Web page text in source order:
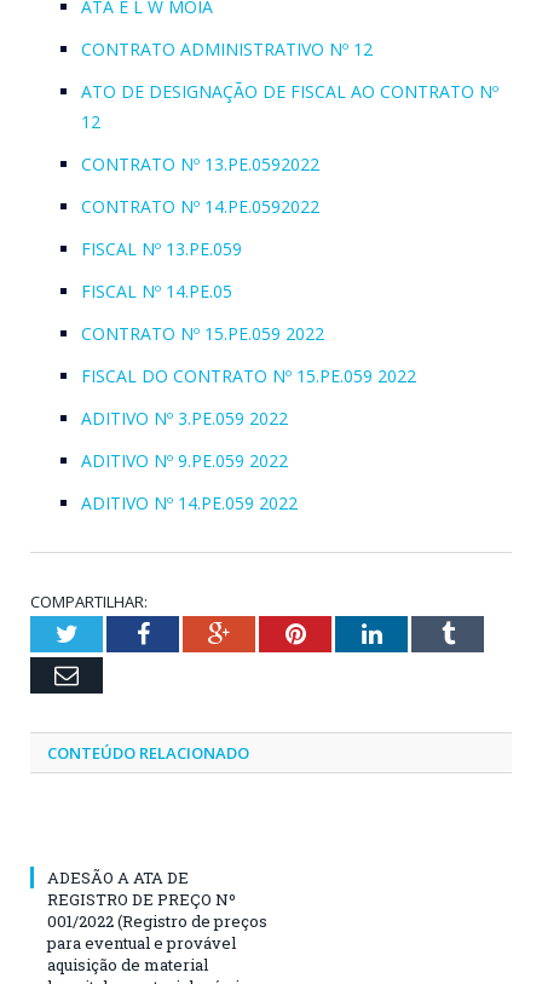
ATA E L W MOIA
CONTRATO ADMINISTRATIVO Nº 12
ATO DE DESIGNAÇÃO DE FISCAL AO CONTRATO Nº
12
CONTRATO Nº 13.PE.0592022
CONTRATO Nº 14.PE.0592022
FISCAL Nº 13.PE.059
FISCAL Nº 14.PE.05
CONTRATO Nº 15.PE.059 2022
FISCAL DO CONTRATO Nº 15.PE.059 2022
ADITIVO Nº 3.PE.059 2022
ADITIVO Nº 9.PE.059 2022
ADITIVO Nº 14.PE.059 2022
COMPARTILHAR:
TwitterFacebookGoogle+PinterestLinkedInTumblr
Email
CONTEÚDO RELACIONADO
ADESÃO A ATA DE
REGISTRO DE PREÇO Nº
001/2022 (Registro de preços
para eventual e provável
aquisição de material